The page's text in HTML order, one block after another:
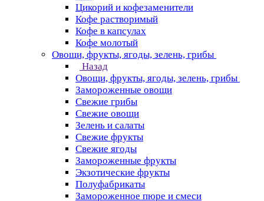
Цикорий и кофезаменители
Кофе растворимый
Кофе в капсулах
Кофе молотый
Овощи, фрукты, ягоды, зелень, грибы
Назад
Овощи, фрукты, ягоды, зелень, грибы
Замороженные овощи
Свежие грибы
Свежие овощи
Зелень и салаты
Свежие фрукты
Свежие ягоды
Замороженные фрукты
Экзотические фрукты
Полуфабрикаты
Замороженное пюре и смеси